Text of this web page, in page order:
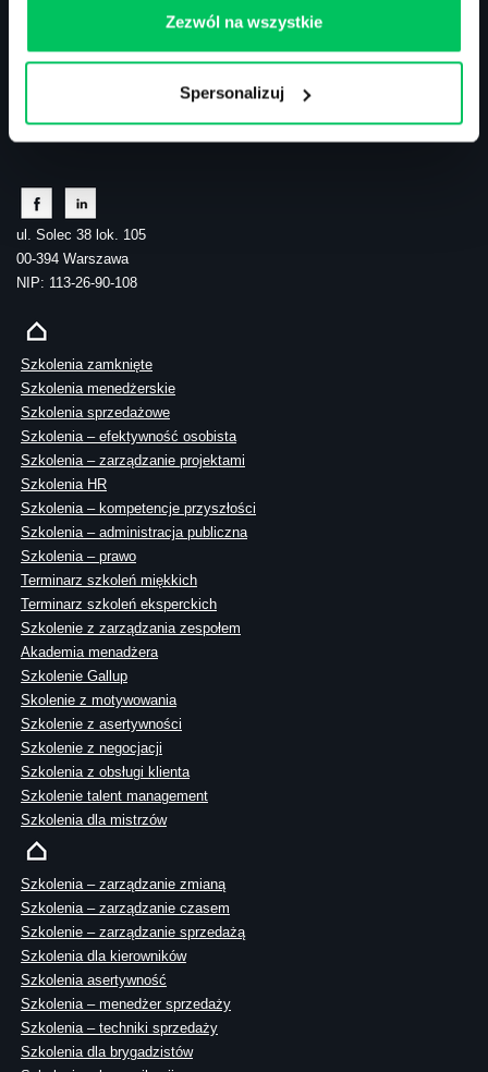
Zezwól na wszystkie
Spersonalizuj
Kontakt
tel.: 505 273 550
ul. Solec 38 lok. 105
00-394 Warszawa
NIP: 113-26-90-108
Szkolenia zamknięte
Szkolenia menedżerskie
Szkolenia sprzedażowe
Szkolenia – efektywność osobista
Szkolenia – zarządzanie projektami
Szkolenia HR
Szkolenia – kompetencje przyszłości
Szkolenia – administracja publiczna
Szkolenia – prawo
Terminarz szkoleń miękkich
Terminarz szkoleń eksperckich
Szkolenie z zarządzania zespołem
Akademia menadżera
Szkolenie Gallup
Skolenie z motywowania
Szkolenie z asertywności
Szkolenie z negocjacji
Szkolenia z obsługi klienta
Szkolenie talent management
Szkolenia dla mistrzów
Szkolenia – zarządzanie zmianą
Szkolenia – zarządzanie czasem
Szkolenie – zarządzanie sprzedażą
Szkolenia dla kierowników
Szkolenia asertywność
Szkolenia – menedżer sprzedaży
Szkolenia – techniki sprzedaży
Szkolenia dla brygadzistów